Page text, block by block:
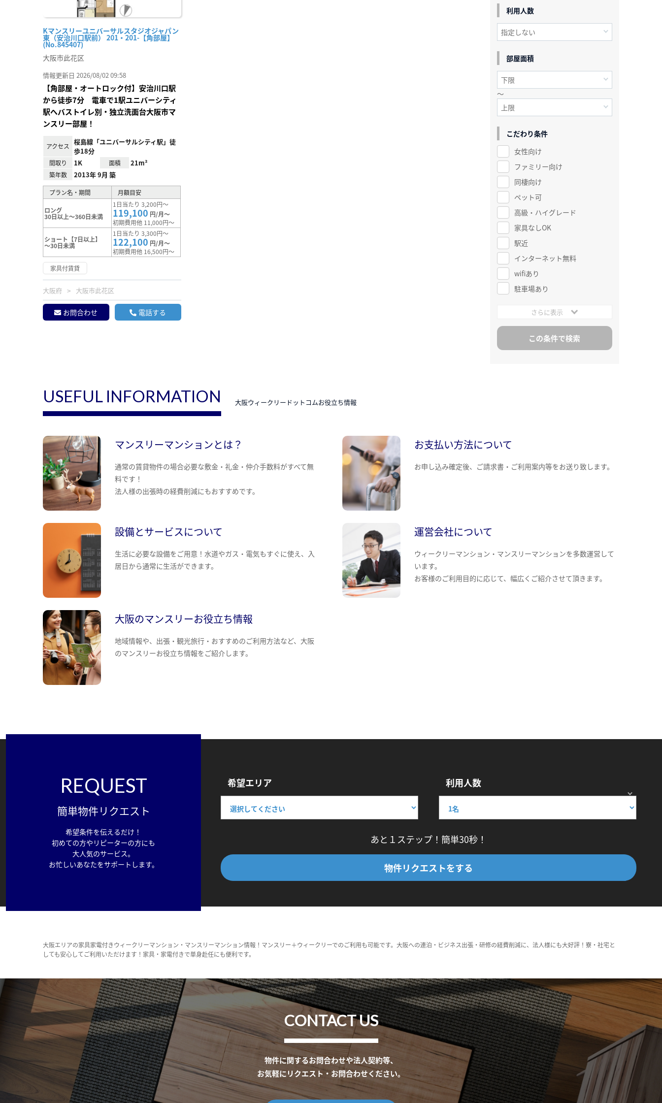
Kマンスリーユニバーサルスタジオジャパン
東（安治川口駅前） 201・201-【角部屋】
(No.845407)
大阪市此花区
情報更新日 2026/08/02 09:58
【角部屋・オートロック付】安治川口駅
から徒歩7分 電車で1駅ユニバーシティ
駅へバストイレ別・独立洗面台大阪市マ
ンスリー部屋！
アクセス
桜島線「ユニバーサルシティ駅」徒
歩18分
間取り 1K 面積 21m²
築年数 2013年 9月 築
プラン名・期間 月額目安
ロング
30日以上～360日未満
1日当たり 3,200円～
119,100 円/月～
初期費用他 11,000円～
ショート【7日以上】
～30日未満
1日当たり 3,300円～
122,100 円/月～
初期費用他 16,500円～
家具付賃貸
大阪府 大阪市此花区
お問合わせ 電話する
利用人数
部屋面積
～
こだわり条件
女性向け
ファミリー向け
同棲向け
ペット可
高級・ハイグレード
家具なしOK
駅近
インターネット無料
wifiあり
駐車場あり
さらに表示
USEFUL INFORMATION 大阪ウィークリードットコムお役立ち情報
マンスリーマンションとは？
通常の賃貸物件の場合必要な敷金・礼金・仲介手数料がすべて無
料です！
法人様の出張時の経費削減にもおすすめです。
お支払い方法について
お申し込み確定後、ご請求書・ご利用案内等をお送り致します。
設備とサービスについて
生活に必要な設備をご用意！水道やガス・電気もすぐに使え、入
居日から通常に生活ができます。
運営会社について
ウィークリーマンション・マンスリーマンションを多数運営して
います。
お客様のご利用目的に応じて、幅広くご紹介させて頂きます。
大阪のマンスリーお役立ち情報
地域情報や、出張・観光旅行・おすすめのご利用方法など、大阪
のマンスリーお役立ち情報をご紹介します。
REQUEST
簡単物件リクエスト
希望条件を伝えるだけ！
初めての方やリピーターの方にも
大人気のサービス。
お忙しいあなたをサポートします。
希望エリア 利用人数
あと１ステップ！簡単30秒！
物件リクエストをする
大阪エリアの家具家電付きウィークリーマンション・マンスリーマンション情報！マンスリー＋ウィークリーでのご利用も可能です。大阪への連泊・ビジネス出張・研修の経費削減に、法人様にも大好評！寮・社宅と
しても安心してご利用いただけます！家具・家電付きで単身赴任にも便利です。
CONTACT US
物件に関するお問合わせや法人契約等、
お気軽にリクエスト・お問合わせください。